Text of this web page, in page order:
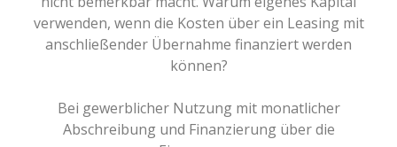
verwenden, wenn die Kosten über ein Leasing mit
anschließender Übernahme finanziert werden
können?
Bei gewerblicher Nutzung mit monatlicher
Abschreibung und Finanzierung über die